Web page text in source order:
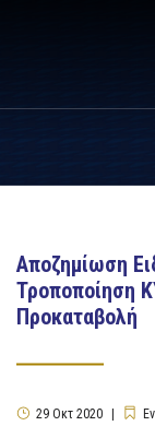
Αποζημίωση
Τροποποίηση
Προκαταβολή
29 Οκτ 2020